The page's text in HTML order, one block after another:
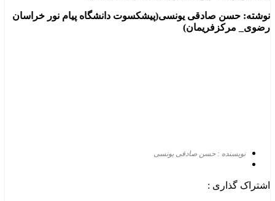
نوشته: حسن صادقی یونسی(پیشکسوت دانشگاه پیام نور خراسان
رضوی_ مرکزفریمان)
نویسنده : حسن صادقی یونسی
اشتراک گذاری :